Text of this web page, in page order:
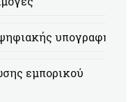
υπογραφής
εμπορικού